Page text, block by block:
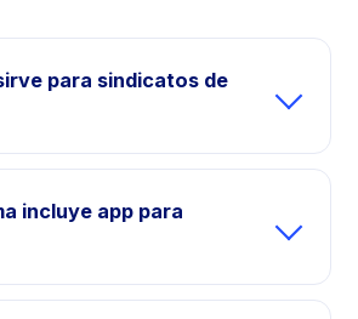
para sindicatos de
incluye app para